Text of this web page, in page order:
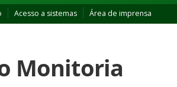
Acesso a sistemas Área de imprensa
Monitoria